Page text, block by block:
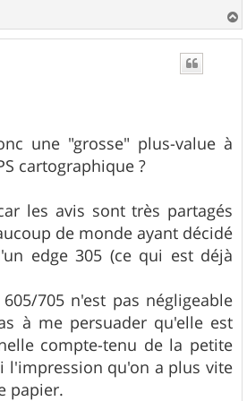
a
une "grosse" plus-value à
cartographique ?
les avis sont très partagés
de monde ayant décidé
edge 305 (ce qui est déjà
705 n'est pas négligeable
à me persuader qu'elle est
compte-tenu de la petite
l'impression qu'on a plus vite
papier.